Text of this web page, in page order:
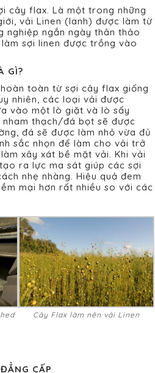
cây flax. Là một trong những
vải Linen (lanh) được làm từ
nghiệp ngắn ngày thân thảo
sợi linen được trồng vào
GÌ?
toàn từ sợi cây flax giống
nhiên, các loại vải được
vào một lò giặt và lò sấy
thạch/đá bọt sẽ được
đá sẽ được làm nhỏ vừa đủ
sắc nhọn để làm cho vải trở
xây xát bề mặt vải. Khi vải
ra lực ma sát giúp các sợi
nhẹ nhàng. Hiệu quả đem
mại hơn rất nhiều so với các
Cây Flax làm nên vải Linen
CẤP